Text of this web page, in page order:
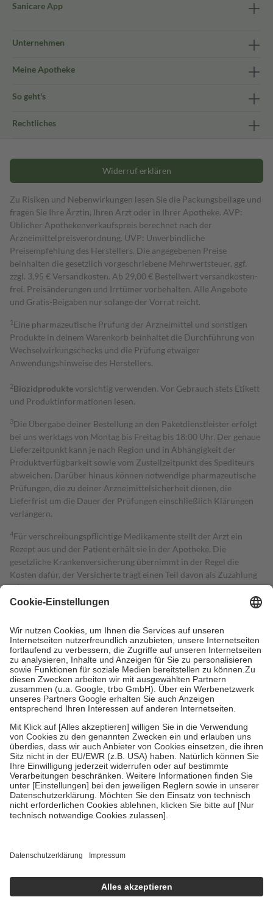
Sanicare App
Unternehmen
Meine Apotheke
So geht's
Rechtliches
Widerruf erklären
Zu Risiken und Nebenwirkungen lesen Sie die Packungsbeilage und
fragen Sie Ihre Ärztin, Ihren Arzt oder in Ihrer Apotheke. AVP:
Üblicher Apothekenverkaufspreis berechnet nach der
Arzneimittelpreisverordnung. UVP: Unverbindliche
Preisempfehlung des Herstellers. Die angegebenen Preise
beinhalten die gesetzlich vorgeschriebene Mehrwertsteuer, ggf.
zzgl. 3,95 € Versandkosten. Ab 29,00 € Bestell­wert versand­kosten­
frei. Preisänderungen und Irrtümer vorbehalten. Alle Angebote
und Gratis-Beigaben nur solange der Vorrat reicht.
1 Eine pharmazeutische Prüfung der Arzneimittel und sonstigen
Produkte in deinem Warenkorb beinhaltet die Durchführung von
Wechselwirkungschecks und die Prüfung etwaiger
Anwendungshinweise des Herstellers.
2Biozidproduktevorsichtig verwenden. Vor Gebrauch stets Etikett
und Produktinformationen lesen.
3Die Übergabe deiner Bestellung an den Paketdienstleister erfolgt
bei uns werktags von Montag bis Freitag bis 18:00 Uhr. Der genaue
Lieferzeitpunkt kann je nach Region und in Abhängigkeit der
Produktverfügbarkeit sowie vom Zustellzeitpunkt des Spediteurs
abweichen. Darüber hinaus können notwendige pharmazeutische
Prüfungen, die zu deiner Arzneimittelsicherheit dienen, die
Lieferfrist um die Dauer der Prüfungen einschließlich Klärungen
verlängern.
4Für verschreibungspflichtige Medikamente stellt der Arzt ein
Rezept aus und der Patient erhält sie in der Apotheke. Die
gesetzliche Krankenversicherung übernimmt in der Regel die
Kosten dafür, der Versicherte trägt einen Teil davon als Zuzahlung
mit.
Grundsätzlich leisten Mitglieder Zuzahlungen in Höhe von zehn
höchstens zehn Euro.
Es sind jedoch nie mehr als die tatsächlichen
Kosten der Leistung zu entrichten.
Diese Regeln gelten grundsätzlich auch für Online-Apotheken.
Bei Heilmitteln und häuslicher Krankenpflege beträgt die
Zuzahlung zehn Prozent der Kosten sowie zehn Euro je
Verordnung.
Um das Engagement der Versicherten für ihre eigene Gesundheit zu
stärken und die besondere Stellung der Familie zu unterstützen,
fallenkeine Zuzahlungenan bei:
• Kindern und Jugendlichen bis zum vollendeten 18. Lebensjahr
mit Ausnahme der Fahrkosten
• Untersuchungen zur Vorsorge und Früherkennung, die von der
GKV getragen werden
• empfohlenen Schutzimpfungen
• Harn- und Blutteststreifen
getroffen, um sicherzustellen, dass es sich um echte Bewertungen
https://help.etrusted.com/hc/de/articles/4419944605341